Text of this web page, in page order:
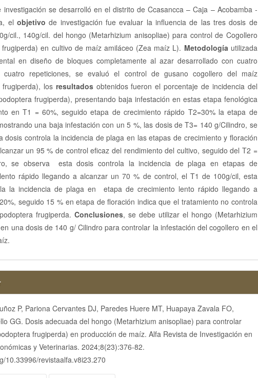
investigación se desarrolló en el distrito de Ccasancca – Caja – Acobamba -
el objetivo de investigación fue evaluar la influencia de las tres dosis de
cil., 140g/cil. del hongo (Metarhizium anisopliae) para control de Cogollero
frugiperda) en cultivo de maíz amiláceo (Zea maíz L). Metodologíautilizada
en diseño de bloques completamente al azar desarrollado con cuatro
cuatro repeticiones, se evaluó el control de gusano cogollero del maíz
frugiperda), los resultadosobtenidos fueron el porcentaje de incidencia del
frugiperda), presentando baja infestación en estas etapa fenológica
en T1 = 60%, seguido etapa de crecimiento rápido T2=30% la etapa de
una baja infestación con un 5 %, las dosis de T3= 140 g/Cilindro, se
dosis controla la incidencia de plaga en las etapas de crecimiento y floración
un 95 % de control eficaz del rendimiento del cultivo, seguido del T2 =
se observa esta dosis controla la incidencia de plaga en etapas de
rápido llegando a alcanzar un 70 % de control, el T1 de 100g/cil, esta
la incidencia de plaga en etapa de crecimiento lento rápido llegando a
seguido 15 % en etapa de floración indica que el tratamiento no controla
frugiperda. Conclusiones, se debe utilizar el hongo (Metarhizium
una dosis de 140 g/ Cilindro para controlar la infestación del cogollero en el
P, Pariona Cervantes DJ, Paredes Huere MT, Huapaya Zavala FO,
GG. Dosis adecuada del hongo (Metarhizium anisopliae) para controlar
frugiperda) en producción de maíz. Alfa Revista de Investigación en
y Veterinarias. 2024;8(23):376-82.
10.33996/revistaalfa.v8i23.270